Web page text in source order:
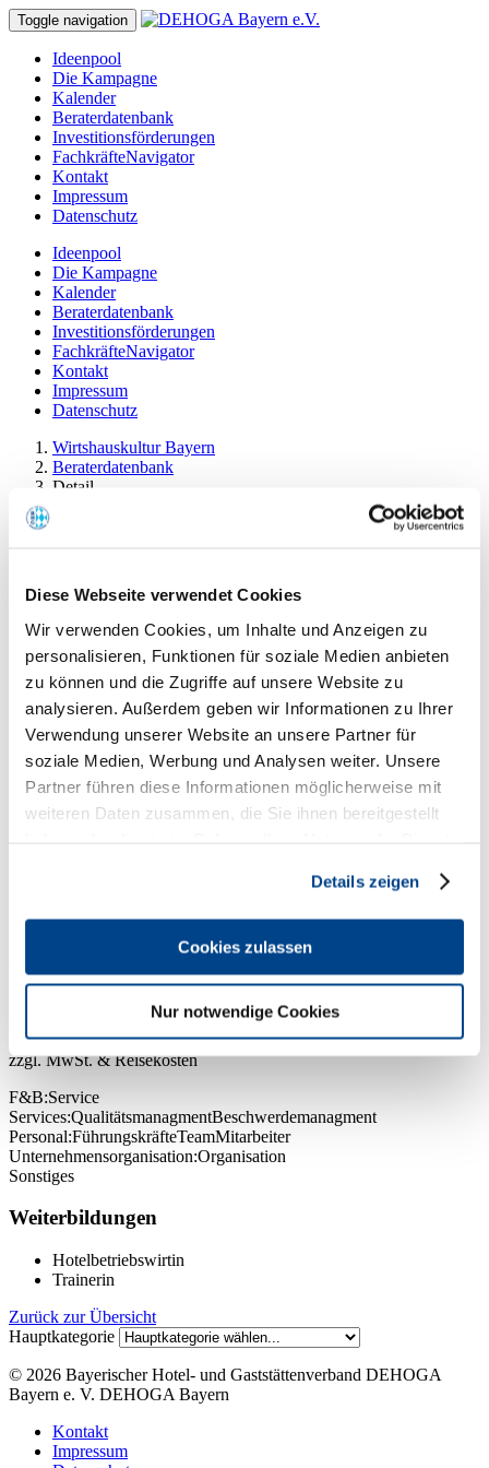
Diese Webseite verwendet Cookies
Wir verwenden Cookies, um Inhalte und Anzeigen zu
personalisieren, Funktionen für soziale Medien anbieten
zu können und die Zugriffe auf unsere Website zu
analysieren. Außerdem geben wir Informationen zu Ihrer
Verwendung unserer Website an unsere Partner für
soziale Medien, Werbung und Analysen weiter. Unsere
Partner führen diese Informationen möglicherweise mit
weiteren Daten zusammen, die Sie ihnen bereitgestellt
Details zeigen
Cookies zulassen
Nur notwendige Cookies
Toggle navigation
Ideenpool
Die Kampagne
Kalender
Beraterdatenbank
Investitionsförderungen
FachkräfteNavigator
Kontakt
Impressum
Datenschutz
Ideenpool
Die Kampagne
Kalender
Beraterdatenbank
Investitionsförderungen
FachkräfteNavigator
Kontakt
Impressum
Datenschutz
Wirtshauskultur Bayern
Beraterdatenbank
Detail
Renate Kaiser
Oberthiergärtner Straße 36
09209 9180760
zzgl. MwSt. & Reisekosten
F&B:Service
Services:QualitätsmanagmentBeschwerdemanagment
Personal:FührungskräfteTeamMitarbeiter
Unternehmensorganisation:Organisation
Sonstiges
Weiterbildungen
Hotelbetriebswirtin
Trainerin
Zurück zur Übersicht
Hauptkategorie
© 2026 Bayerischer Hotel- und Gaststättenverband DEHOGA
Bayern e. V. DEHOGA Bayern
Kontakt
Impressum